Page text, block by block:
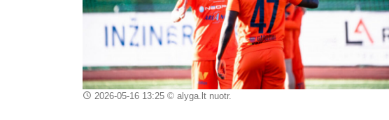
2026-05-16 13:25© alyga.lt nuotr.